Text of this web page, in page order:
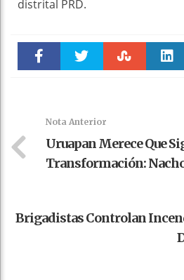
distrital PRD.
Nota Anterior
Uruapan Merece Que
Transformación:
Brigadistas Controlan